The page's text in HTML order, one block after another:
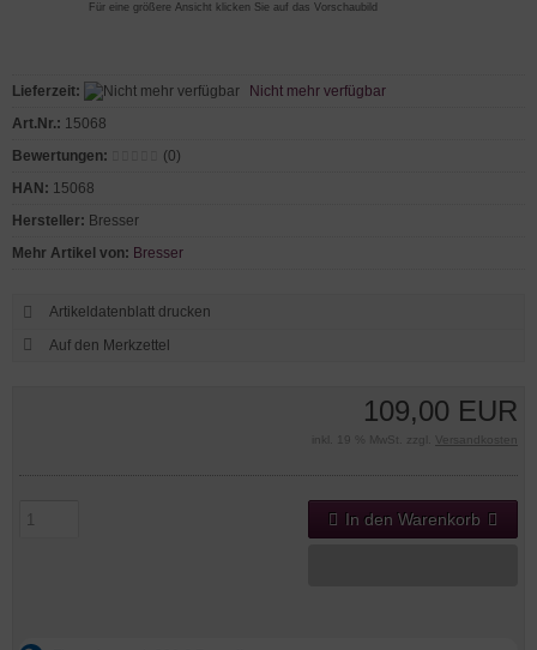
Für eine größere Ansicht klicken Sie auf das Vorschaubild
109,00 EUR
inkl. 19 % MwSt. zzgl. Versandkosten
In den Warenkorb
Lieferzeit:
Nicht mehr verfügbar
Art.Nr.: 15068
Bewertungen:
(0)
HAN: 15068
Hersteller: Bresser
Mehr Artikel von: Bresser
Artikeldatenblatt drucken